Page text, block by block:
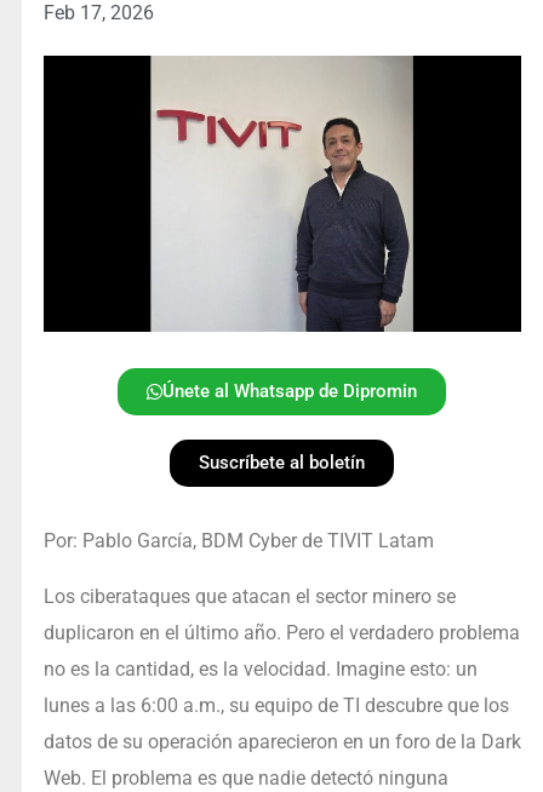
Feb 17, 2026
Únete al Whatsapp de Dipromin
Suscríbete al boletín
Por: Pablo García, BDM Cyber de TIVIT Latam
Los ciberataques que atacan el sector minero se
duplicaron en el último año. Pero el verdadero problema
no es la cantidad, es la velocidad. Imagine esto: un
lunes a las 6:00 a.m., su equipo de TI descubre que los
datos de su operación aparecieron en un foro de la Dark
Web. El problema es que nadie detectó ninguna